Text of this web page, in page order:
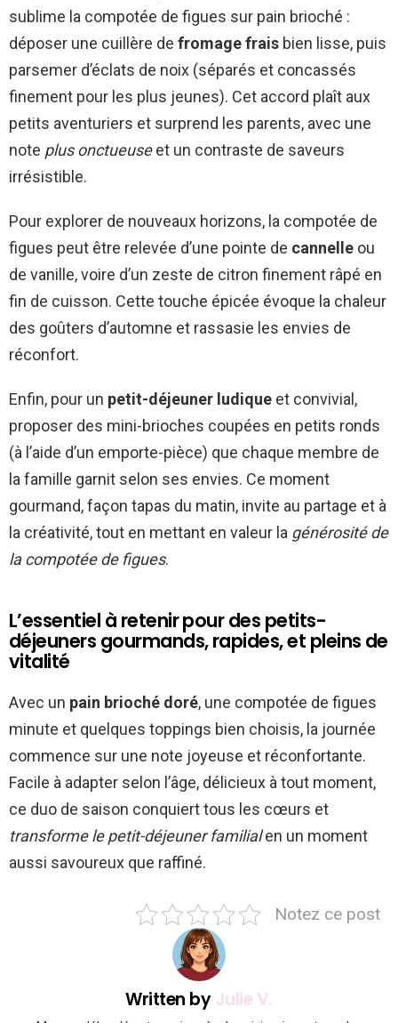
sublime la compotée de figues sur pain brioché :
déposer une cuillère de fromage frais bien lisse, puis
parsemer d’éclats de noix (séparés et concassés
finement pour les plus jeunes). Cet accord plaît aux
petits aventuriers et surprend les parents, avec une
note plus onctueuseet un contraste de saveurs
irrésistible.
Pour explorer de nouveaux horizons, la compotée de
figues peut être relevée d’une pointe de cannelle ou
de vanille, voire d’un zeste de citron finement râpé en
fin de cuisson. Cette touche épicée évoque la chaleur
des goûters d’automne et rassasie les envies de
réconfort.
Enfin, pour un petit-déjeuner ludique et convivial,
proposer des mini-brioches coupées en petits ronds
(à l’aide d’un emporte-pièce) que chaque membre de
la famille garnit selon ses envies. Ce moment
gourmand, façon tapas du matin, invite au partage et à
la créativité, tout en mettant en valeur la générosité de
la compotée de figues.
L’essentiel à retenir pour des petits-
déjeuners gourmands, rapides, et pleins de
vitalité
Avec un pain brioché doré, une compotée de figues
minute et quelques toppings bien choisis, la journée
commence sur une note joyeuse et réconfortante.
Facile à adapter selon l’âge, délicieux à tout moment,
ce duo de saison conquiert tous les cœurs et
transforme le petit-déjeuner familialen un moment
aussi savoureux que raffiné.
Notez ce post
Written byJulie V.